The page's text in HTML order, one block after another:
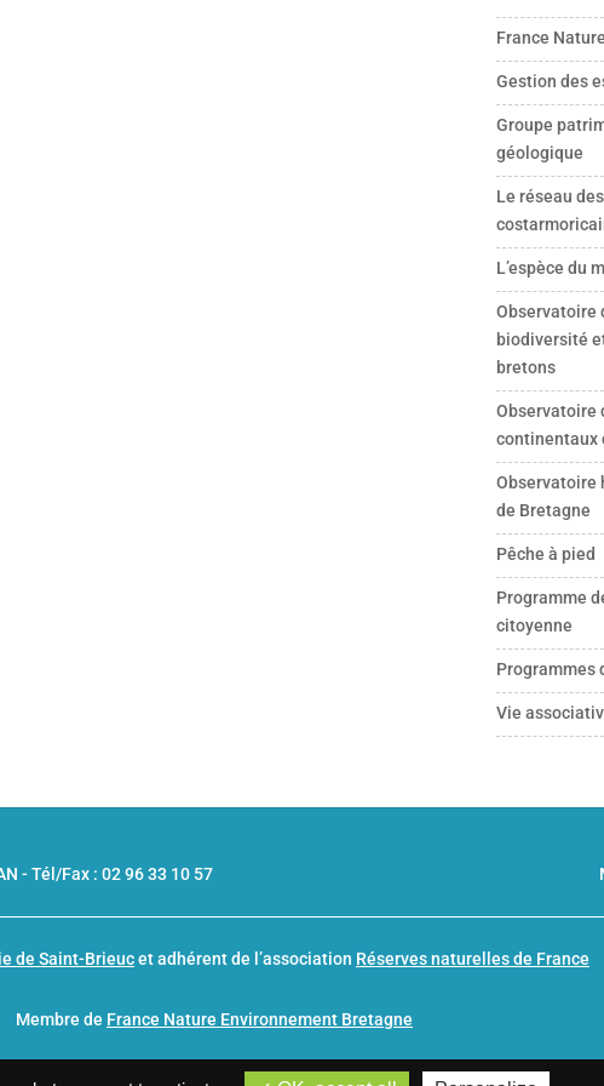
France
Gestion des
Groupe
géologique
Le réseau
L’espèce du
Observatoire
biodiversité
bretons
Observatoire
continentaux
Observatoire
de Bretagne
Pêche à pied
Programme
citoyenne
Programmes
Vie
-Tél/Fax : 02 96 33 10 57
de Saint-Brieucet adhérent de l’association Réserves naturelles de France
Membre de France Nature Environnement Bretagne